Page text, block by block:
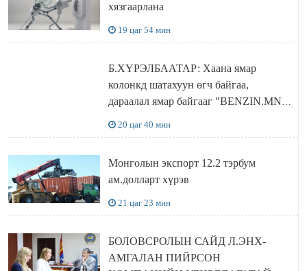
хязгаарлана
19 цаг 54 мин
Б.ХҮРЭЛБААТАР: Хаана ямар
колонкд шатахуун өгч байгаа,
дараалал ямар байгааг "BENZIN.MN”
сайтаас харах боломжтой
20 цаг 40 мин
Монголын экспорт 12.2 тэрбум
ам.долларт хүрэв
21 цаг 23 мин
БОЛОВСРОЛЫН САЙД Л.ЭНХ-
АМГАЛАН ПИЙРСОН